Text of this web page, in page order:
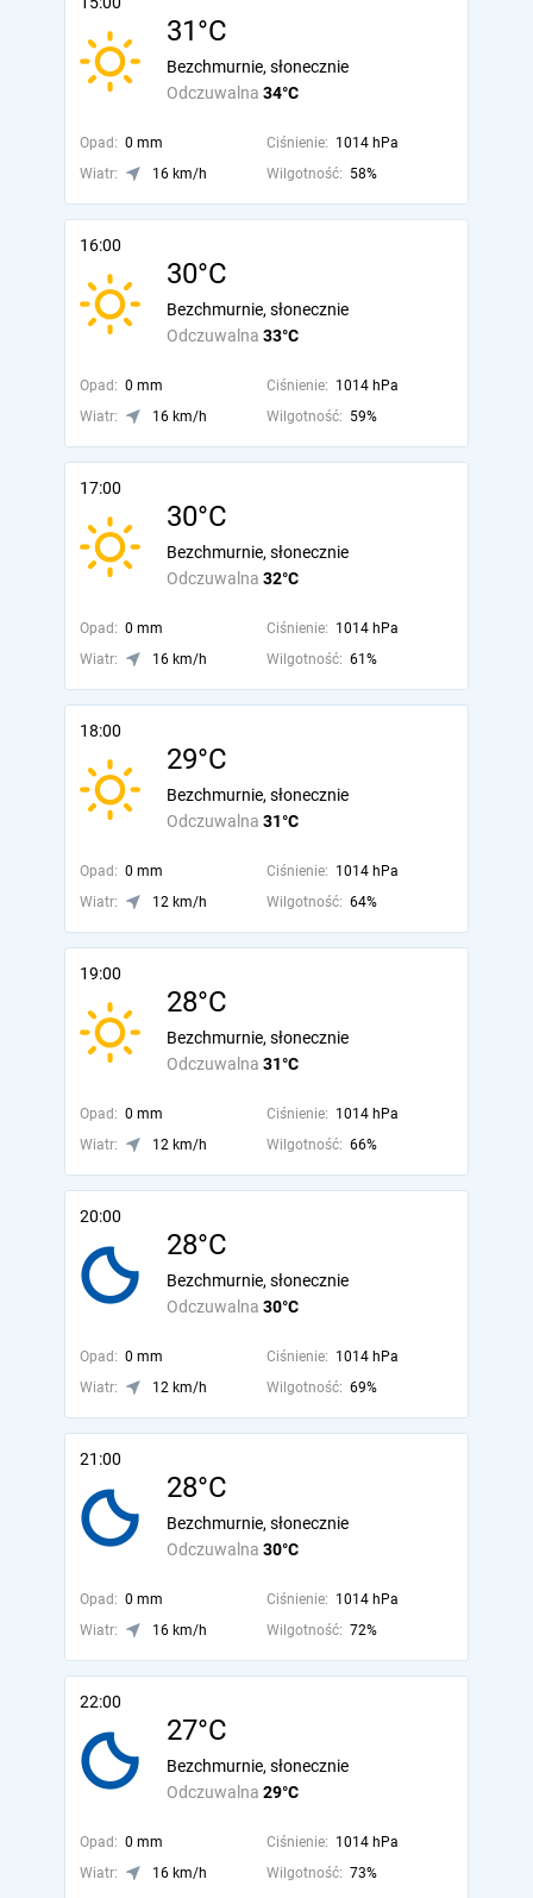
31°C
Odczuwalna 34°C
Bezchmurnie, słonecznie
Opad: 0 mm Ciśnienie: 1014 hPa
Wiatr:
16 km/h Wilgotność: 58%
16:00
30°C
Odczuwalna 33°C
Bezchmurnie, słonecznie
Opad: 0 mm Ciśnienie: 1014 hPa
Wiatr:
16 km/h Wilgotność: 59%
17:00
30°C
Odczuwalna 32°C
Bezchmurnie, słonecznie
Opad: 0 mm Ciśnienie: 1014 hPa
Wiatr:
16 km/h Wilgotność: 61%
18:00
29°C
Odczuwalna 31°C
Bezchmurnie, słonecznie
Opad: 0 mm Ciśnienie: 1014 hPa
Wiatr:
12 km/h Wilgotność: 64%
19:00
28°C
Odczuwalna 31°C
Bezchmurnie, słonecznie
Opad: 0 mm Ciśnienie: 1014 hPa
Wiatr:
12 km/h Wilgotność: 66%
20:00
28°C
Odczuwalna 30°C
Bezchmurnie, słonecznie
Opad: 0 mm Ciśnienie: 1014 hPa
Wiatr:
12 km/h Wilgotność: 69%
21:00
28°C
Odczuwalna 30°C
Bezchmurnie, słonecznie
Opad: 0 mm Ciśnienie: 1014 hPa
Wiatr:
16 km/h Wilgotność: 72%
22:00
27°C
Odczuwalna 29°C
Bezchmurnie, słonecznie
Opad: 0 mm Ciśnienie: 1014 hPa
Wiatr:
16 km/h Wilgotność: 73%